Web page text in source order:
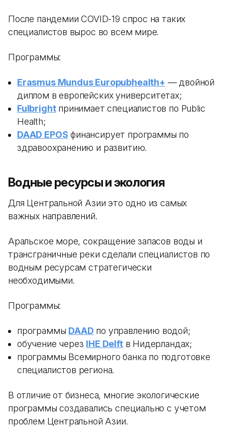
После пандемии COVID-19 спрос на таких
специалистов вырос во всем мире.
Программы:
Erasmus Mundus Europubhealth+ — двойной
диплом в европейских университетах;
Fulbrightпринимает специалистов по Public
Health;
DAAD EPOS финансирует программы по
здравоохранению и развитию.
Водные ресурсы и экология
Для Центральной Азии это одно из самых
важных направлений.
Аральское море, сокращение запасов воды и
трансграничные реки сделали специалистов по
водным ресурсам стратегически
необходимыми.
Программы:
программы DAAD по управлению водой;
обучение через IHE Delftв Нидерландах;
программы Всемирного банка по подготовке
специалистов региона.
В отличие от бизнеса, многие экологические
программы создавались специально с учетом
проблем Центральной Азии.